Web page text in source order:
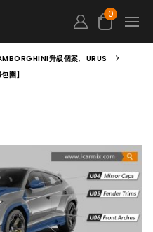
0
升級個案, URUS
圍】